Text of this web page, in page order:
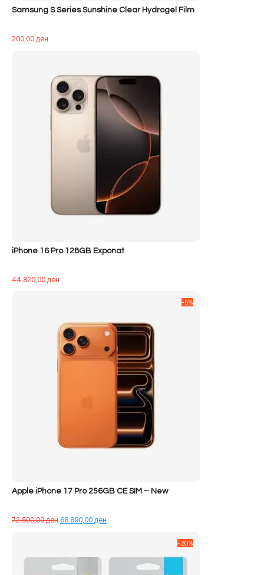
Samsung S Series Sunshine Clear Hydrogel Film
200,00ден
iPhone 16 Pro 128GB Exponat
44.820,00ден
Apple iPhone 17 Pro 256GB CE SIM – New
72.590,00денÇmimi
68.890,00ден
68.890,00 ден.
-5%
-20%